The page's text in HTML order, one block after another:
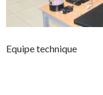
Equipe technique